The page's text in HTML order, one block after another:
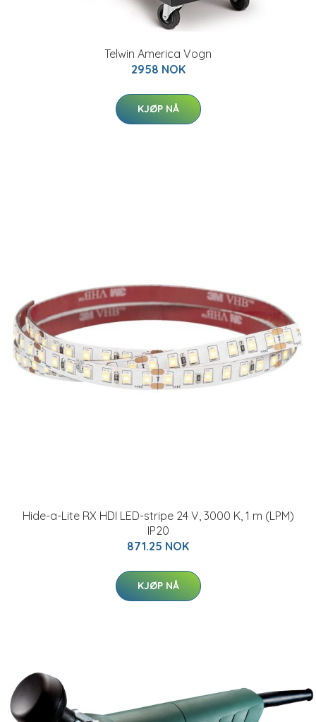
Telwin America Vogn
2958 NOK
KJØP NÅ
Hide-a-Lite RX HDI LED-stripe 24 V, 3000 K, 1 m (LPM)
IP20
871.25 NOK
KJØP NÅ